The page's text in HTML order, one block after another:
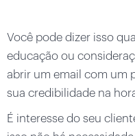
Você pode dizer isso
educação ou
abrir um email com um
sua credibilidade na
É interesse do seu